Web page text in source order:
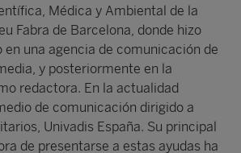
Médica y Ambiental de la
Fabra de Barcelona, donde hizo
una agencia de comunicación de
y posteriormente en la
redactora. En la actualidad
de comunicación dirigido a
Univadis España. Su principal
de presentarse a estas ayudas ha